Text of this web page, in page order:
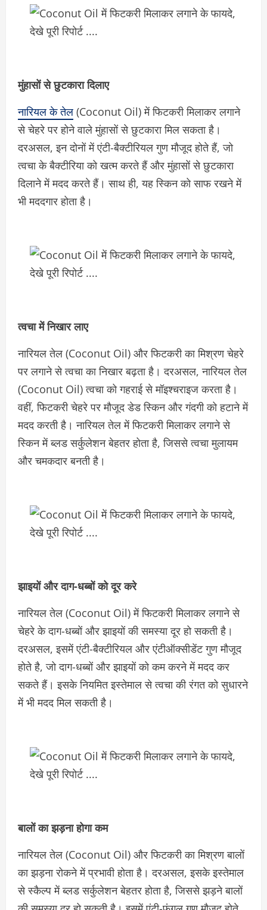
मुंहासों से छुटकारा दिलाए
नारियल के तेल (Coconut Oil) में फिटकरी मिलाकर लगाने
से चेहरे पर होने वाले मुंहासों से छुटकारा मिल सकता है।
दरअसल, इन दोनों में एंटी-बैक्टीरियल गुण मौजूद होते हैं, जो
त्वचा के बैक्टीरिया को खत्म करते हैं और मुंहासों से छुटकारा
दिलाने में मदद करते हैं। साथ ही, यह स्किन को साफ रखने में
भी मददगार होता है।
त्वचा में निखार लाए
नारियल तेल (Coconut Oil) और फिटकरी का मिश्रण चेहरे
पर लगाने से त्वचा का निखार बढ़ता है। दरअसल, नारियल तेल
(Coconut Oil) त्वचा को गहराई से मॉइश्चराइज करता है।
वहीं, फिटकरी चेहरे पर मौजूद डेड स्किन और गंदगी को हटाने में
मदद करती है। नारियल तेल में फिटकरी मिलाकर लगाने से
स्किन में ब्लड सर्कुलेशन बेहतर होता है, जिससे त्वचा मुलायम
और चमकदार बनती है।
झाइयों और दाग-धब्बों को दूर करे
नारियल तेल (Coconut Oil) में फिटकरी मिलाकर लगाने से
चेहरे के दाग-धब्बों और झाइयों की समस्या दूर हो सकती है।
दरअसल, इसमें एंटी-बैक्टीरियल और एंटीऑक्सीडेंट गुण मौजूद
होते है, जो दाग-धब्बों और झाइयों को कम करने में मदद कर
सकते हैं। इसके नियमित इस्तेमाल से त्वचा की रंगत को सुधारने
में भी मदद मिल सकती है।
बालों का झड़ना होगा कम
नारियल तेल (Coconut Oil) और फिटकरी का मिश्रण बालों
का झड़ना रोकने में प्रभावी होता है। दरअसल, इसके इस्तेमाल
से स्कैल्प में ब्लड सर्कुलेशन बेहतर होता है, जिससे झड़ने बालों